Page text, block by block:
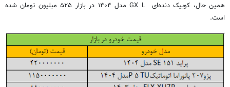
همین حال، کوییک دنده‌ای GX L مدل ۱۴۰۴ در بازار ۵۲۵ میلیون تومان شده
است.